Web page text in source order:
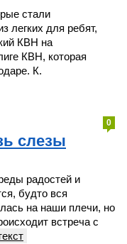
стали
легких для ребят,
КВН на
КВН, которая
К.
0
слезы
радостей и
будто вся
на наши плечи, но
встреча с